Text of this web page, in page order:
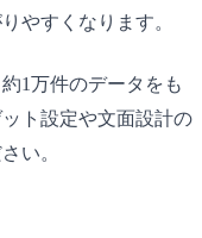
やすくなります。
1万件のデータをも
ト設定や文面設計の
い。